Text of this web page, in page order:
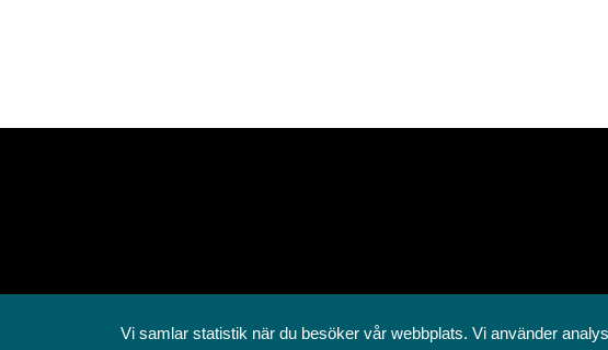
Vi samlar statistik när du besöker vår webbplats. Vi använder